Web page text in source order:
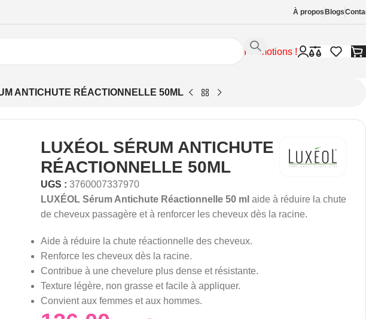
À propos Blogs
Promotions !
ANTICHUTE RÉACTIONNELLE 50ML
LUXÉOL SÉRUM ANTICHUTE
RÉACTIONNELLE 50ML
UGS :3760007337970
LUXÉOL Sérum Antichute Réactionnelle 50 ml aide à réduire la chute
de cheveux passagère et à renforcer les cheveux dès la racine.
Aide à réduire la chute réactionnelle des cheveux.
Renforce les cheveux dès la racine.
Contribue à une chevelure plus dense et résistante.
Texture légère, non grasse et facile à appliquer.
Convient aux femmes et aux hommes.